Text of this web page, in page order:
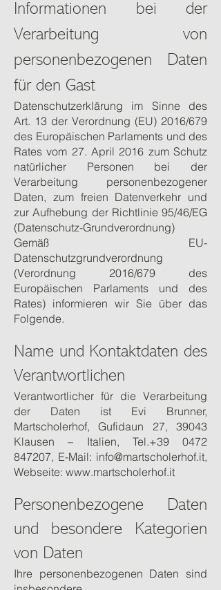
Informationen bei der
Verarbeitung von
personenbezogenen Daten
für den Gast
Datenschutzerklärung im Sinne des
Art. 13 der Verordnung (EU) 2016/679
des Europäischen Parlaments und des
Rates vom 27. April 2016 zum Schutz
natürlicher Personen bei der
Verarbeitung personenbezogener
Daten, zum freien Datenverkehr und
zur Aufhebung der Richtlinie 95/46/EG
(Datenschutz-Grundverordnung)
Gemäß EU-
Datenschutzgrundverordnung
(Verordnung 2016/679 des
Europäischen Parlaments und des
Rates) informieren wir Sie über das
Folgende.
Name und Kontaktdaten des
Verantwortlichen
Verantwortlicher für die Verarbeitung
der Daten ist Evi Brunner,
Martscholerhof, Gufidaun 27, 39043
Klausen – Italien, Tel.+39 0472
847207, E-Mail: info@martscholerhof.it,
Webseite: www.martscholerhof.it
Personenbezogene Daten
und besondere Kategorien
von Daten
Ihre personenbezogenen Daten sind